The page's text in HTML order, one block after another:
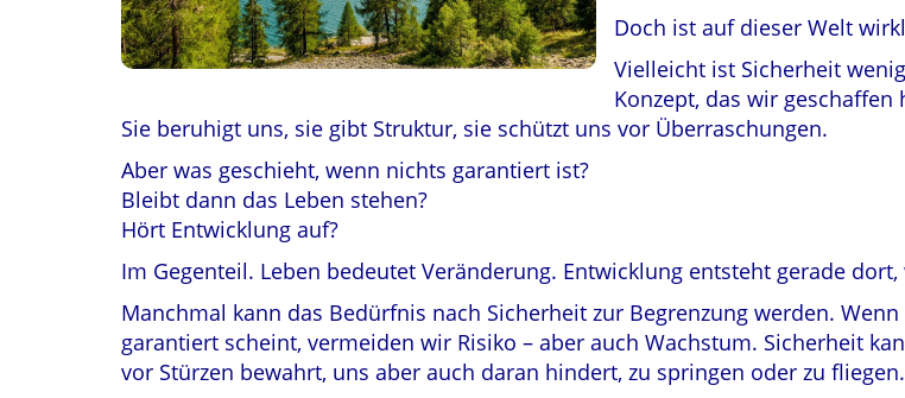
Doch ist auf dieser Welt
Vielleicht ist Sicherheit
Konzept, das wir
Sie beruhigt uns, sie gibt Struktur, sie schützt uns vor Überraschungen.
Aber was geschieht, wenn nichts garantiert ist?
Bleibt dann das Leben stehen?
Hört Entwicklung auf?
Im Gegenteil. Leben bedeutet Veränderung. Entwicklung entsteht gerade
Manchmal kann das Bedürfnis nach Sicherheit zur Begrenzung werden.
garantiert scheint, vermeiden wir Risiko – aber auch Wachstum. Sicherheit
vor Stürzen bewahrt, uns aber auch daran hindert, zu springen oder zu fliegen.